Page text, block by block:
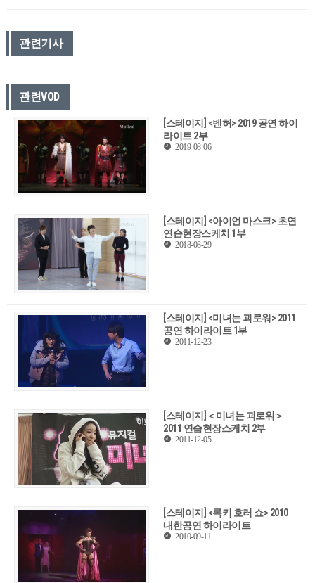
관련기사
관련VOD
[스테이지] <벤허> 2019 공연 하이
라이트 2부
2019-08-06
[스테이지] <아이언 마스크> 초연
연습현장스케치 1부
2018-08-29
[스테이지] <미녀는 괴로워> 2011
공연 하이라이트 1부
2011-12-23
[스테이지]＜미녀는 괴로워＞
2011 연습현장스케치 2부
2011-12-05
[스테이지] <록키 호러 쇼> 2010
내한공연 하이라이트
2010-09-11